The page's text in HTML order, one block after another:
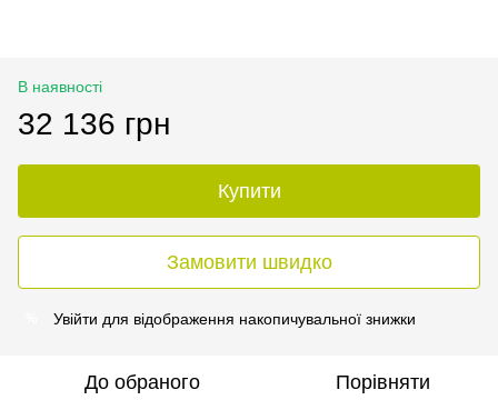
В наявності
32 136 грн
Купити
Замовити швидко
Увійти для відображення накопичувальної знижки
До обраного Порівняти